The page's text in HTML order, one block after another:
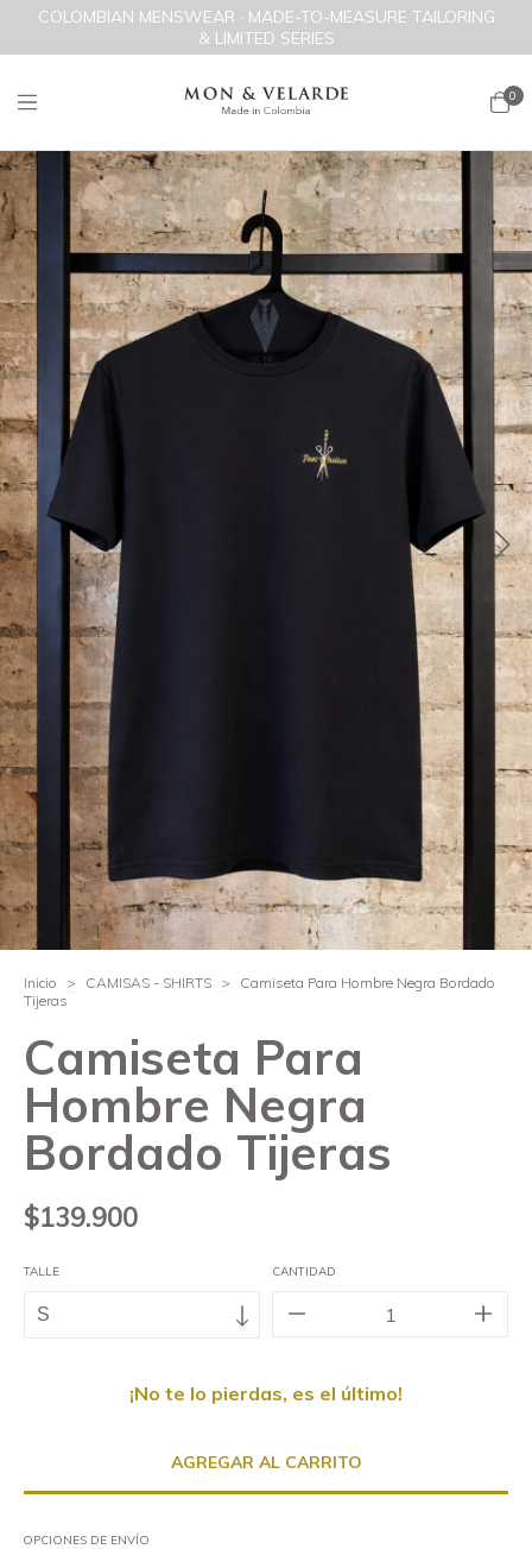
COLOMBIAN MENSWEAR · MADE-TO-MEASURE TAILORING
& LIMITED SERIES
0
1/2
Inicio > CAMISAS - SHIRTS >
Camiseta Para Hombre Negra Bordado
Tijeras
Camiseta Para
Hombre Negra
Bordado Tijeras
$139.900
TALLE CANTIDAD
¡No te lo pierdas, es el último!
OPCIONES DE ENVÍO